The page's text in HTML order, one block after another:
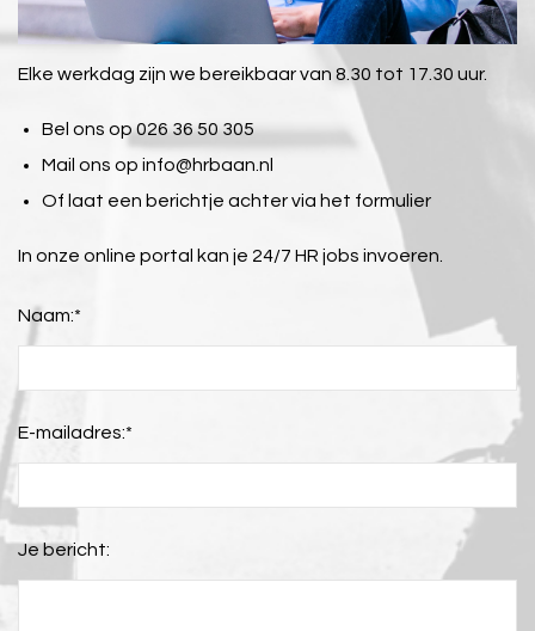
Elke werkdag zijn we bereikbaar van 8.30 tot 17.30 uur.
Bel ons op 026 36 50 305
Mail ons op info@hrbaan.nl
Of laat een berichtje achter via het formulier
In onze online portal kan je 24/7 HR jobs invoeren.
Naam:*
E-mailadres:*
Je bericht: